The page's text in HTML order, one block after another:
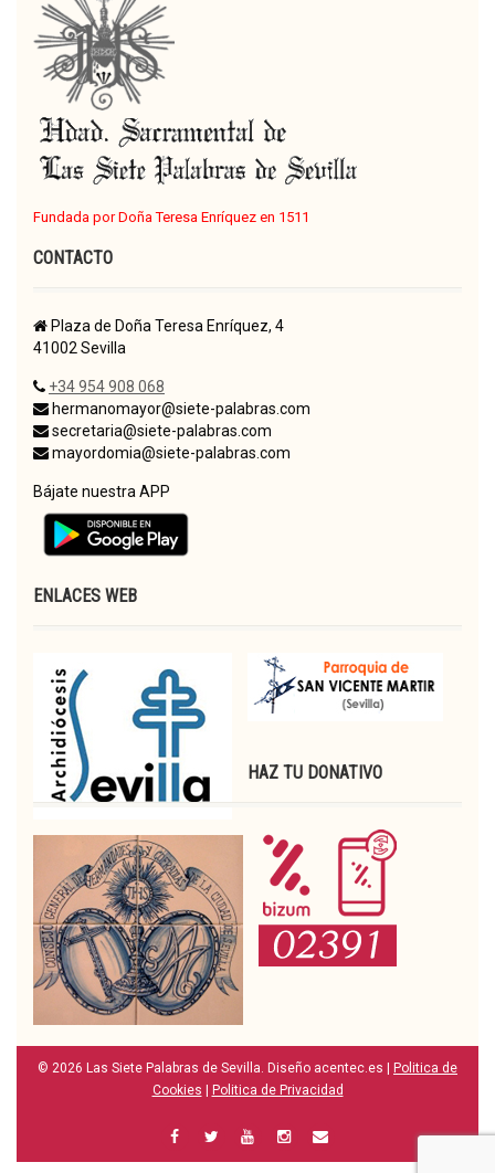
Fundada por Doña Teresa Enríquez en 1511
CONTACTO
Plaza de Doña Teresa Enríquez, 4
41002 Sevilla
+34 954 908 068
hermanomayor@siete-palabras.com
secretaria@siete-palabras.com
mayordomia@siete-palabras.com
Bájate nuestra APP
ENLACES WEB
HAZ TU DONATIVO
© 2026 Las Siete Palabras de Sevilla. Diseño acentec.es | Politica de
Cookies | Politica de Privacidad